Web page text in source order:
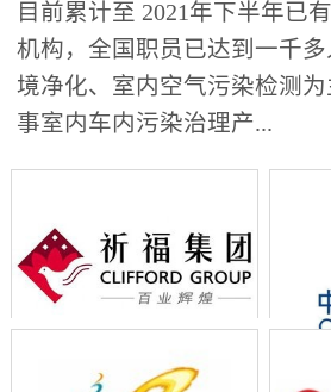
目前累计至 2021年下半年已
机构，全国职员已达到一千
境净化、室内空气污染检测
事室内车内污染治理产...